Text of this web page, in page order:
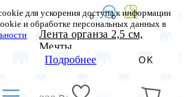
Лента органза 2,5 см,
Мечты, ...
для ускорения доступа к информации
и обработке персональных данных в
Подробнее OK